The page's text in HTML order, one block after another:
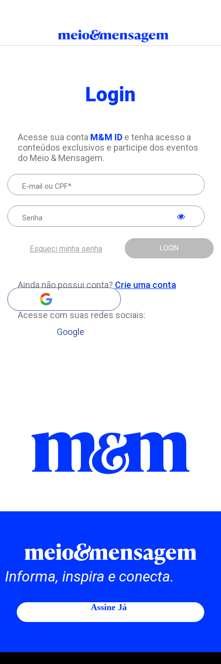
Login
Acesse sua conta M&M IDe tenha acesso a
conteúdos exclusivos e participe dos eventos
do Meio & Mensagem.
LOGIN
Esqueci minha senha
Ainda não possui conta? Crie uma conta
Acesse com suas redes sociais:
Google
Informa, inspira e conecta.
Assine Já